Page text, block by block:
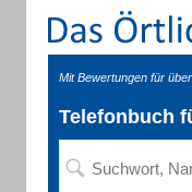
Mit Bewertungen für
Telefonbuch